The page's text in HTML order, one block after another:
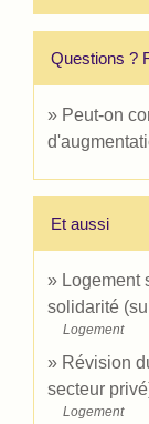
Questions ?
Peut-on
Et aussi
Logement
solidarité
Logement
Révision
secteur
Logement